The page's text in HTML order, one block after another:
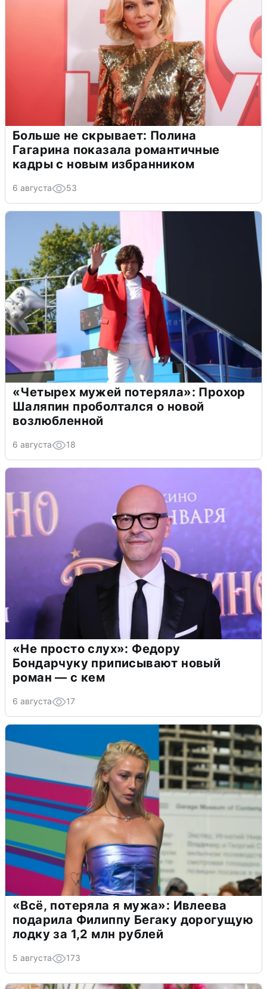
Больше не скрывает: Полина
Гагарина показала романтичные
кадры с новым избранником
6 августа 53
«Четырех мужей потеряла»: Прохор
Шаляпин проболтался о новой
возлюбленной
6 августа 18
«Не просто слух»: Федору
Бондарчуку приписывают новый
роман — с кем
6 августа 17
«Всё, потеряла я мужа»: Ивлеева
подарила Филиппу Бегаку дорогущую
лодку за 1,2 млн рублей
5 августа 173